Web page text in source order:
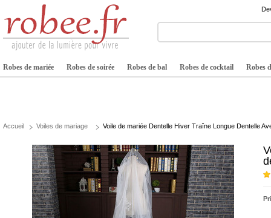
Robes de mariée Robes de soirée Robes de bal Robes de cocktail Robes
Accueil Voiles de mariage Voile de mariée Dentelle Hiver Traîne Longue Dentelle